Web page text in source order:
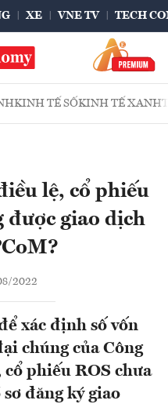
XE VNE TV TECH
KINH TẾ SỐKINH TẾ XANH
lệ, cổ phiếu
được giao dịch
2022
xác định số vốn
chúng của Công
phiếu ROS chưa
đăng ký giao